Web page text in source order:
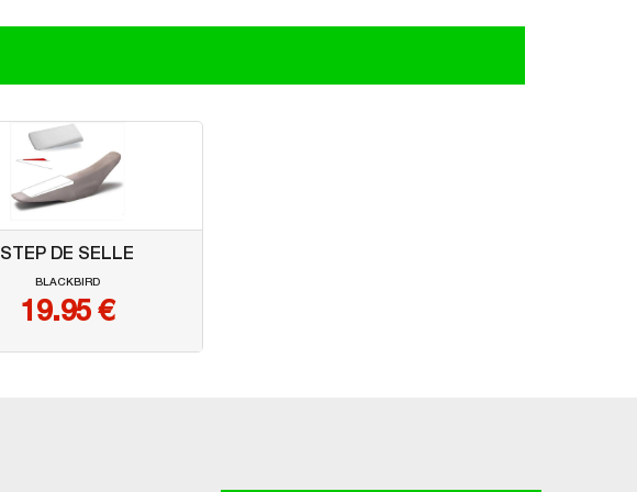
STEP DE SELLE
BLACKBIRD
19.95€